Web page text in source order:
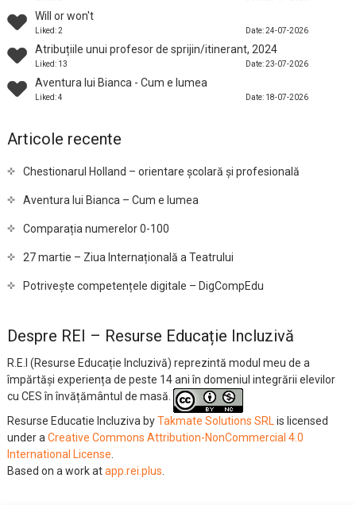
Will or won't
Liked: 2 Date: 24-07-2026
Atribuțiile unui profesor de sprijin/itinerant, 2024
Liked: 13 Date: 23-07-2026
Aventura lui Bianca - Cum e lumea
Liked: 4 Date: 18-07-2026
Articole recente
Chestionarul Holland – orientare școlară și profesională
Aventura lui Bianca – Cum e lumea
Comparația numerelor 0-100
27 martie – Ziua Internațională a Teatrului
Potrivește competențele digitale – DigCompEdu
Despre REI – Resurse Educație Incluzivă
R.E.I (Resurse Educație Incluzivă) reprezintă modul meu de a
împărtăși experiența de peste 14 ani în domeniul integrării elevilor
cu CES în învățământul de masă.
Resurse Educatie Incluziva byTakmate Solutions SRL is licensed
under a Creative Commons Attribution-NonCommercial 4.0
International License
Based on a work atapp.rei.plus